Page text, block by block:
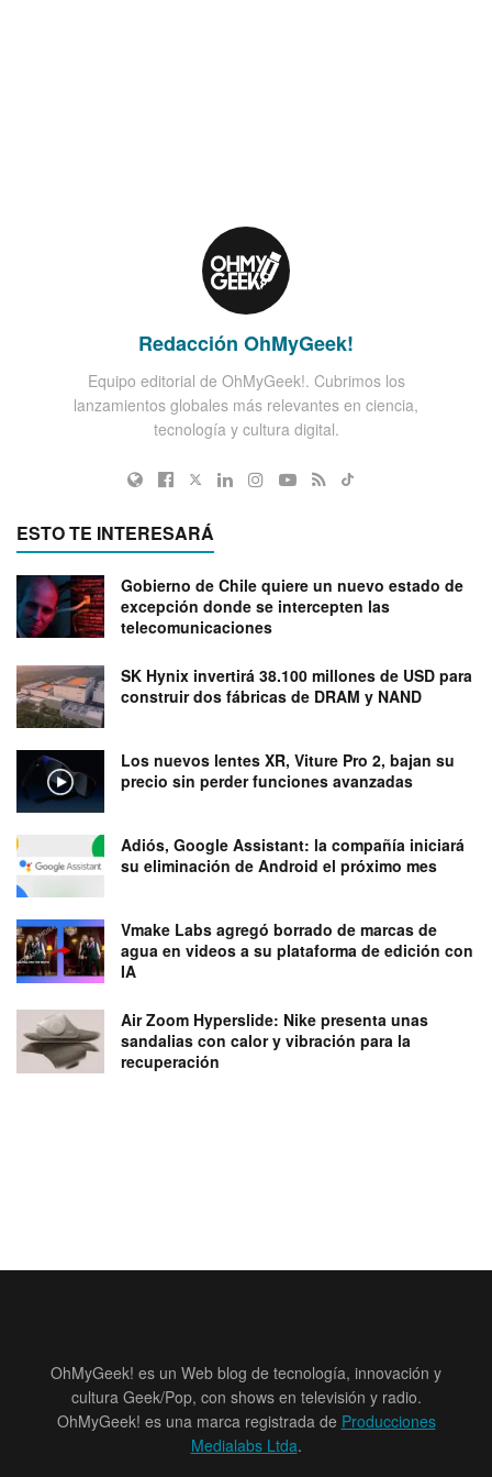
Redacción OhMyGeek!
Equipo editorial de OhMyGeek!. Cubrimos los
lanzamientos globales más relevantes en ciencia,
tecnología y cultura digital.
ESTO TE INTERESARÁ
Gobierno de Chile quiere un nuevo estado de
excepción donde se intercepten las
telecomunicaciones
SK Hynix invertirá 38.100 millones de USD para
construir dos fábricas de DRAM y NAND
Los nuevos lentes XR, Viture Pro 2, bajan su
precio sin perder funciones avanzadas
Adiós, Google Assistant: la compañía iniciará
su eliminación de Android el próximo mes
Vmake Labs agregó borrado de marcas de
agua en videos a su plataforma de edición con
IA
Air Zoom Hyperslide: Nike presenta unas
sandalias con calor y vibración para la
recuperación
OhMyGeek! es un Web blog de tecnología, innovación y
cultura Geek/Pop, con shows en televisión y radio.
OhMyGeek! es una marca registrada de Producciones
Medialabs Ltda.